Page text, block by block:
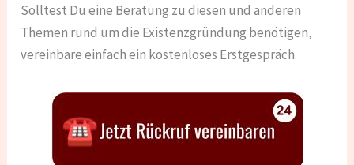
Solltest Du eine Beratung zu diesen und anderen
Themen rund um die Existenzgründung benötigen,
vereinbare einfach ein kostenloses Erstgespräch.